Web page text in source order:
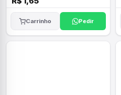
Carrinho Pedir